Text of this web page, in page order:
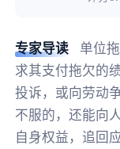
专家导读
单位
求其支付拖欠的
投诉，或向劳动
不服的，还能向
自身权益，追回